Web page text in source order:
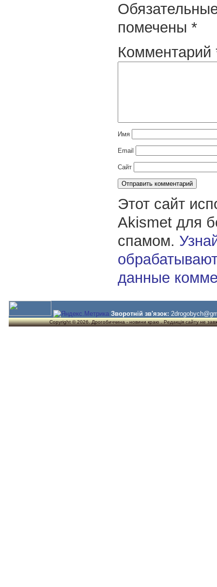
помечены *
Комментарий
Имя
Email
Сайт
Этот сайт
Akismet для
спамом.
данные
Зворотній зв'язок:
Copyright © 2026. Дрогобиччина - новини краю . Редакція сайту не